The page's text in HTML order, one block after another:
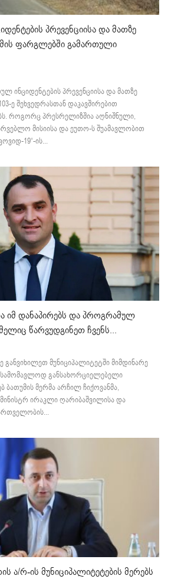
პრევენციისა და მათზე
ფარგლებში გამართული
ინციდენტების პრევენციისა და მათზე
ე შეხვედრასთან დაკავშირებით
როგორც პრესრელიზშია აღნიშნული,
მისიისა და ეუთო-ს შუამავლობით
19“-ის...
იმ დანაპირებს და პროგრამულ
წარვუდგინეთ ჩვენს...
მუნიციპალიტეტში მიმდინარე
განსახორციელებელი
ბათუმის მერმა არჩილ ჩიქოვანმა,
ირაკლი ღარიბაშვილისა და
ა/რ-ის მუნიციპალიტეტების მერებს